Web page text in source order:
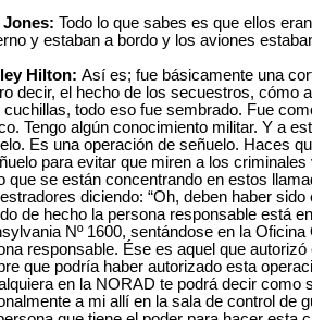
Todo lo que sabes es que ellos
y estaban a bordo y los aviones
Hilton: Así es; fue básicamente una
decir, el hecho de los secuestros, cómo
cuchillas, todo eso fue sembrado. Fue
Tengo algún conocimiento militar. Y a
Es una operación de señuelo. Haces
para evitar que miren a los
que se están concentrando en estos
diciendo: “Oh, deben haber sido
de hecho la persona responsable está
Nº 1600, sentándose en la
responsable. Ése es aquel que
que podría haber autorizado esta
en la NORAD te podrá decir como
a mi allí en la sala de control de